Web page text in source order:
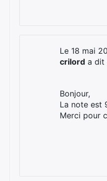
Le 18 mai
crilord a dit
Bonjour,
La note est
Merci pour